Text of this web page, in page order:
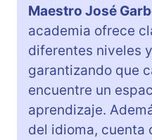
Maestro José
academia ofrece
diferentes niveles
garantizando que
encuentre un
aprendizaje.
del idioma, cuenta